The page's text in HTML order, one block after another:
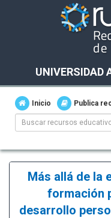
UNIVERSIDAD
Inicio Publica
Más allá de la
formación
desarrollo